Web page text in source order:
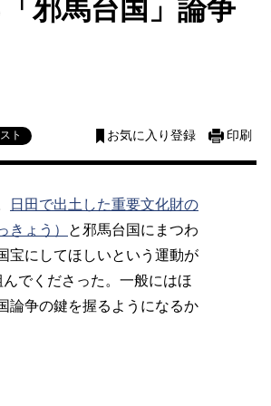
邪馬台国」論争
ト お気に入り登録 印刷
日田で出土した重要文化財の
ょう）
と邪馬台国にまつわ
宝にしてほしいという運動が
でくださった。一般にはほ
論争の鍵を握るようになるか